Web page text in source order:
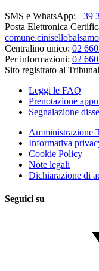
SMS e WhatsApp: +39
Posta Elettronica
Centralino unico: 02
Per informazioni: 02
Sito registrato al
Leggi le FAQ
Prenotazione
Segnalazione
Amministrazione
Informativa
Cookie Policy
Note legali
Dichiarazione di
Seguici su